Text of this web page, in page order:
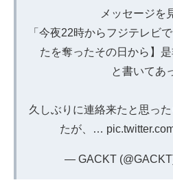
メッセージを
「今夜22時からフジテレビ
たを奪ったその日から】是
と書いてあ
久しぶりに連絡来たと思っ
たが、…
— GACKT